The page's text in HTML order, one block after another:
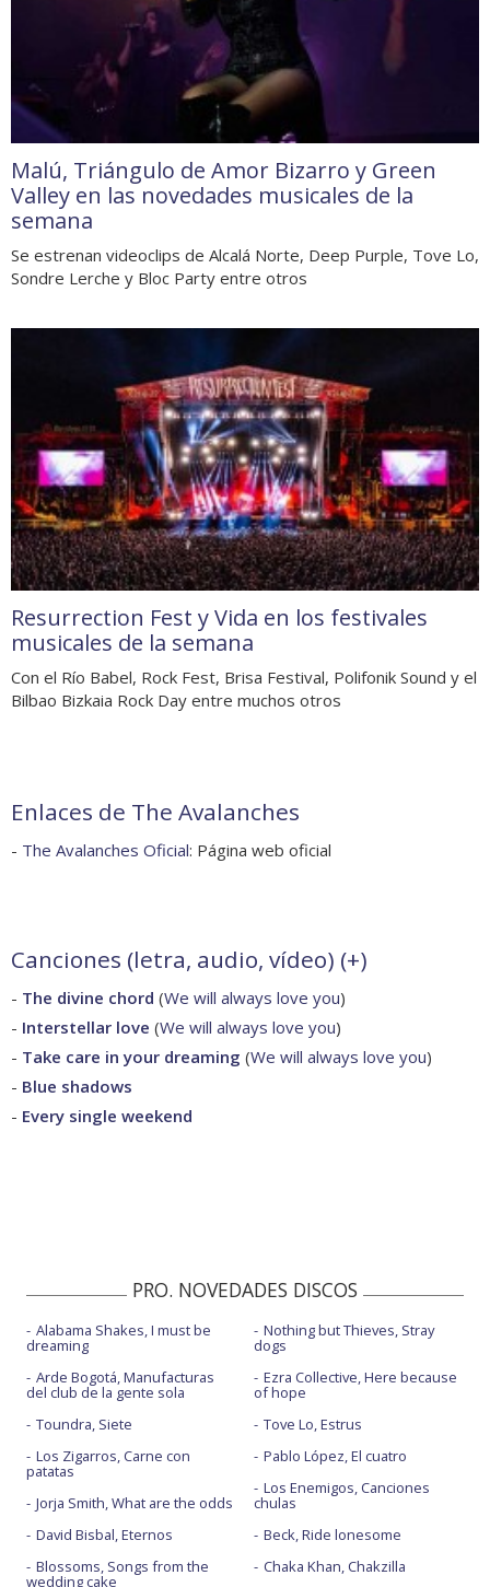
Malú, Triángulo de Amor Bizarro y Green
Valley en las novedades musicales de la
semana
Se estrenan videoclips de Alcalá Norte, Deep Purple, Tove Lo,
Sondre Lerche y Bloc Party entre otros
Resurrection Fest y Vida en los festivales
musicales de la semana
Con el Río Babel, Rock Fest, Brisa Festival, Polifonik Sound y el
Bilbao Bizkaia Rock Day entre muchos otros
Enlaces de The Avalanches
- The Avalanches Oficial: Página web oficial
Canciones (letra, audio, vídeo) (+)
- The divine chord (We will always love you)
- Interstellar love (We will always love you)
- Take care in your dreaming (We will always love you)
- Blue shadows
- Every single weekend
PRO. NOVEDADES DISCOS
Alabama Shakes, I must be
dreaming
Arde Bogotá, Manufacturas
del club de la gente sola
Toundra, Siete
Los Zigarros, Carne con
patatas
Jorja Smith, What are the odds
David Bisbal, Eternos
Blossoms, Songs from the
wedding cake
Nothing but Thieves, Stray
dogs
Ezra Collective, Here because
of hope
Tove Lo, Estrus
Pablo López, El cuatro
Los Enemigos, Canciones
chulas
Beck, Ride lonesome
Chaka Khan, Chakzilla